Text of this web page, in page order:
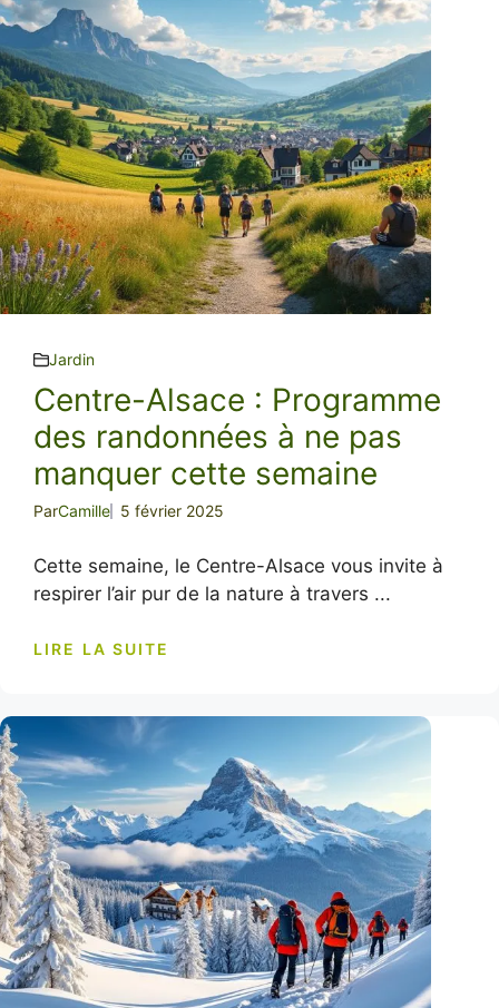
Jardin
Centre-Alsace : Programme
des randonnées à ne pas
manquer cette semaine
ParCamille 5 février 2025
Cette semaine, le Centre-Alsace vous invite à
respirer l’air pur de la nature à travers ...
LIRE LA SUITE